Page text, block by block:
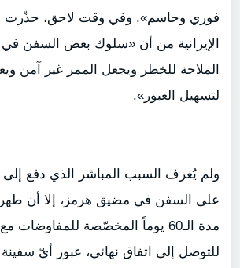
فوري وحاسم». وفي وقت لاحق، حذّرت
الإيرانية من أن «سلوك بعض السفن
الملاحة للخطر ويجعل الممر غير آمن
لتسهيل العبور».
ولم يُعرف السبب المباشر الذي دفع
على السفن في مضيق هرمز، إلا أن
مدة الـ60 يوماً المخصّصة
للتوصل إلى اتفاق نهائي، عبور أيّ